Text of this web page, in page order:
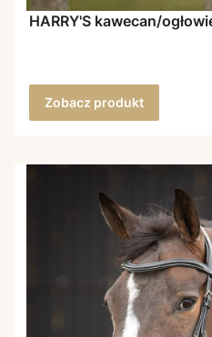
Zobacz produkt